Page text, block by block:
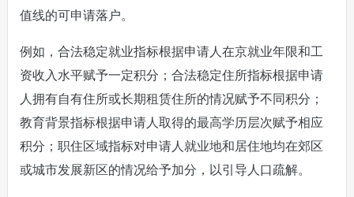
值线的可申请落户。
例如，合法稳定就业指标根据申请人在京就业年限和工
资收入水平赋予一定积分；合法稳定住所指标根据申请
人拥有自有住所或长期租赁住所的情况赋予不同积分；
教育背景指标根据申请人取得的最高学历层次赋予相应
积分；职住区域指标对申请人就业地和居住地均在郊区
或城市发展新区的情况给予加分，以引导人口疏解。